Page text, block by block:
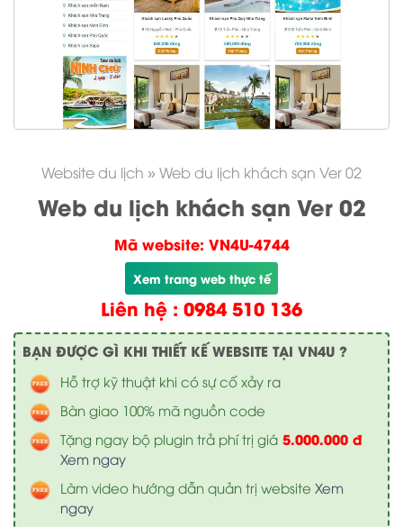
Website du lịch » Web du lịch khách sạn Ver 02
Web du lịch khách sạn Ver 02
Mã website: VN4U-4744
Xem trang web thực tế
Liên hệ : 0984 510 136
BẠN ĐƯỢC GÌ KHI THIẾT KẾ WEBSITE TẠI VN4U ?
Hỗ trợ kỹ thuật khi có sự cố xảy ra
Bàn giao 100% mã nguồn code
Tặng ngay bộ plugin trả phí trị giá 5.000.000 đ
Xem ngay
Làm video hướng dẫn quản trị website Xem
ngay